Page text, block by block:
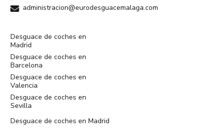
administracion@eurodesguacemalaga.com
Desguace de coches en
Madrid
Desguace de coches en
Barcelona
Desguace de coches en
Valencia
Desguace de coches en
Sevilla
Desguace de coches en Madrid